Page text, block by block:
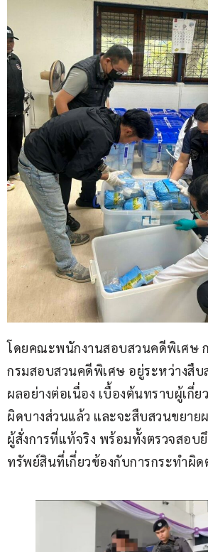
โดยคณะพนักงานสอบสวนคดีพิเศษ
กรมสอบสวนคดีพิเศษ อยู่ระหว่างสื
ผลอย่างต่อเนื่อง เบื้องต้นทราบผู้เกี่ย
ผิดบางส่วนแล้ว และจะสืบสวนขยาย
ผู้สั่งการที่แท้จริง พร้อมทั้งตรวจสอบ
ทรัพย์สินที่เกี่ยวข้องกับการกระทำผิด